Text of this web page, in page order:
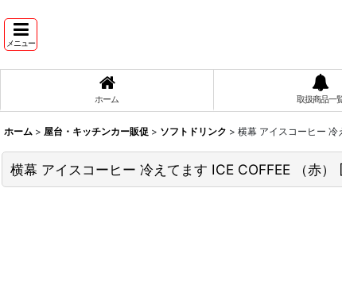
メニュー
ホーム 取扱商品一
ホーム > 屋台・キッチンカー販促 > ソフトドリンク > 横幕 アイスコーヒー 冷
横幕 アイスコーヒー 冷えてます ICE COFFEE （赤）